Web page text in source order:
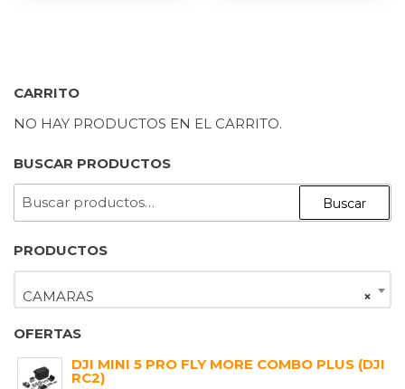
CARRITO
NO HAY PRODUCTOS EN EL CARRITO.
BUSCAR PRODUCTOS
BUSCAR
Buscar
PRODUCTOS
×
CAMARAS
OFERTAS
DJI MINI 5 PRO FLY MORE COMBO PLUS (DJI
RC2)